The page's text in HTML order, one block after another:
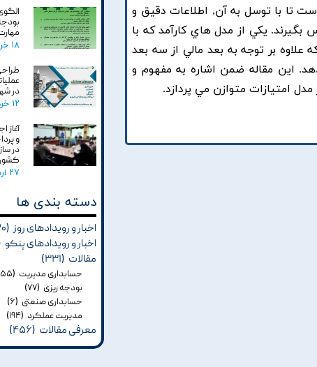
تا با توسل به آن, اطلاعات دقيق و
بگيرند. يکي از مدل هاي کارآمد که با
علاوه بر توجه به بعد مالي از سه بعد
اين مقاله ضمن اشاره به مفهوم و
امتيازات متوازن مي پردازد.
۱۸ خرداد ۰۵
در
۱۲ خرداد ۰۵
آغاز
و
در
۲۷ اردیبهشت ۰۵
دسته بندی ها
اخبار و رویدادهای روز (۲۰)
اخبار و رویدادهای پنکو
مقالات (۳۳۱)
حسابداری مدیریت (۵۵)
بودجه ریزی (۷۷)
حسابداری صنعتی (۶)
مدیریت عملکرد (۱۹۴)
معرفی مقالات (۴۵۶)